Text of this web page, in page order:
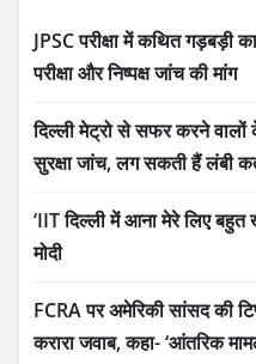
JPSC परीक्षा में कथित गड़बड़ी
परीक्षा और निष्पक्ष जांच की मांग
दिल्ली मेट्रो से सफर करने
सुरक्षा जांच, लग सकती हैं लंबी
‘IIT दिल्ली में आना मेरे लिए बहुत
मोदी
FCRA पर अमेरिकी सांसद की
करारा जवाब, कहा- ‘आंतरिक